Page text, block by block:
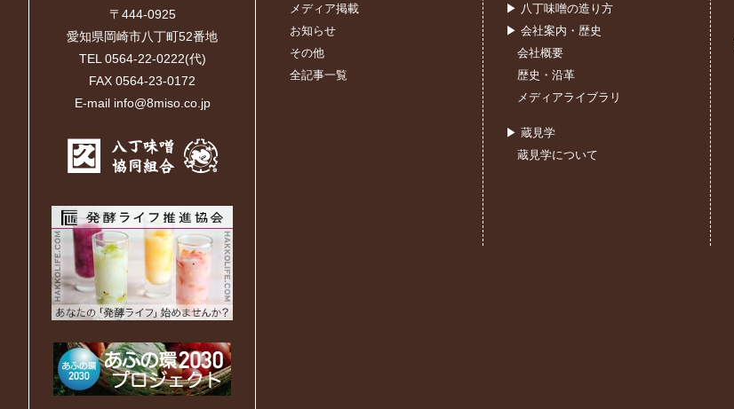
〒444-0925
愛知県岡崎市八丁町52番地
TEL 0564-22-0222(代)
FAX 0564-23-0172
E-mail info@8miso.co.jp
メディア掲載
お知らせ
その他
全記事一覧
▶ 八丁味噌の造り方
▶ 会社案内・歴史
会社概要
歴史・沿革
メディアライブラリ
▶ 蔵見学
蔵見学について